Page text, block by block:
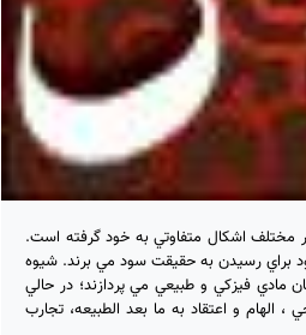
مختلف اشكال متفاوتي به خود گرفته است.
براي رسيدن به حقيقت سود مي برند. شيوه
مادي فيزكي و طبيعي مي پردازند؛ در حالي
و اعتقاد به ما بعد الطبيعه، تجارب